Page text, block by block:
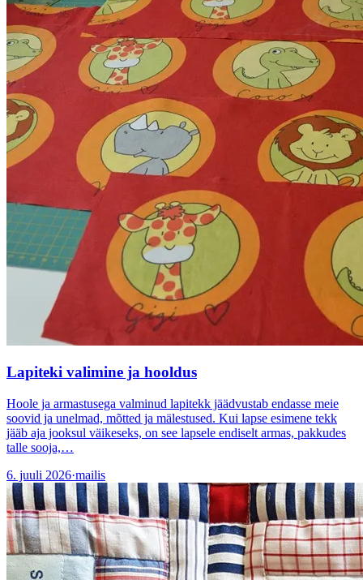
Lapiteki valimine ja hooldus
Hoole ja armastusega valminud lapitekk jäädvustab endasse meie
soovid ja unelmad, mõtted ja mälestused. Kui lapse esimene tekk
jääb aja jooksul väikeseks, on see lapsele endiselt armas, pakkudes
talle sooja,…
6. juuli 2026·mailis